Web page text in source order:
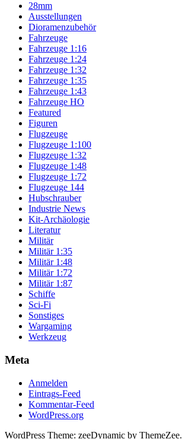
28mm
Ausstellungen
Dioramenzubehör
Fahrzeuge
Fahrzeuge 1:16
Fahrzeuge 1:24
Fahrzeuge 1:32
Fahrzeuge 1:35
Fahrzeuge 1:43
Fahrzeuge HO
Featured
Figuren
Flugzeuge
Flugzeuge 1:100
Flugzeuge 1:32
Flugzeuge 1:48
Flugzeuge 1:72
Flugzeuge 144
Hubschrauber
Industrie News
Kit-Archäologie
Literatur
Militär
Militär 1:35
Militär 1:48
Militär 1:72
Militär 1:87
Schiffe
Sci-Fi
Sonstiges
Wargaming
Werkzeug
Meta
Anmelden
Eintrags-Feed
Kommentar-Feed
WordPress.org
WordPress Theme: zeeDynamic by ThemeZee.